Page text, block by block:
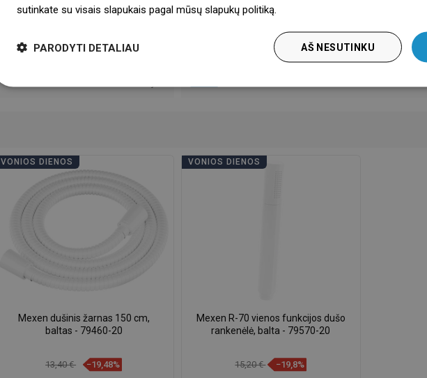
Garantijos sąlygos
VONIOS DIENOS
Mexen dušinis žarnas 150 cm,
baltas - 79460-20
13,40 € −19,48%
VONIOS DIENOS
Mexen R-70 vienos funkcijos dušo
rankenėlė, balta - 79570-20
15,20 € −19,8%
sutinkate su visais slapukais pagal mūsų slapukų politiką.
AŠ NESUTINKU
PARODYTI DETALIAU